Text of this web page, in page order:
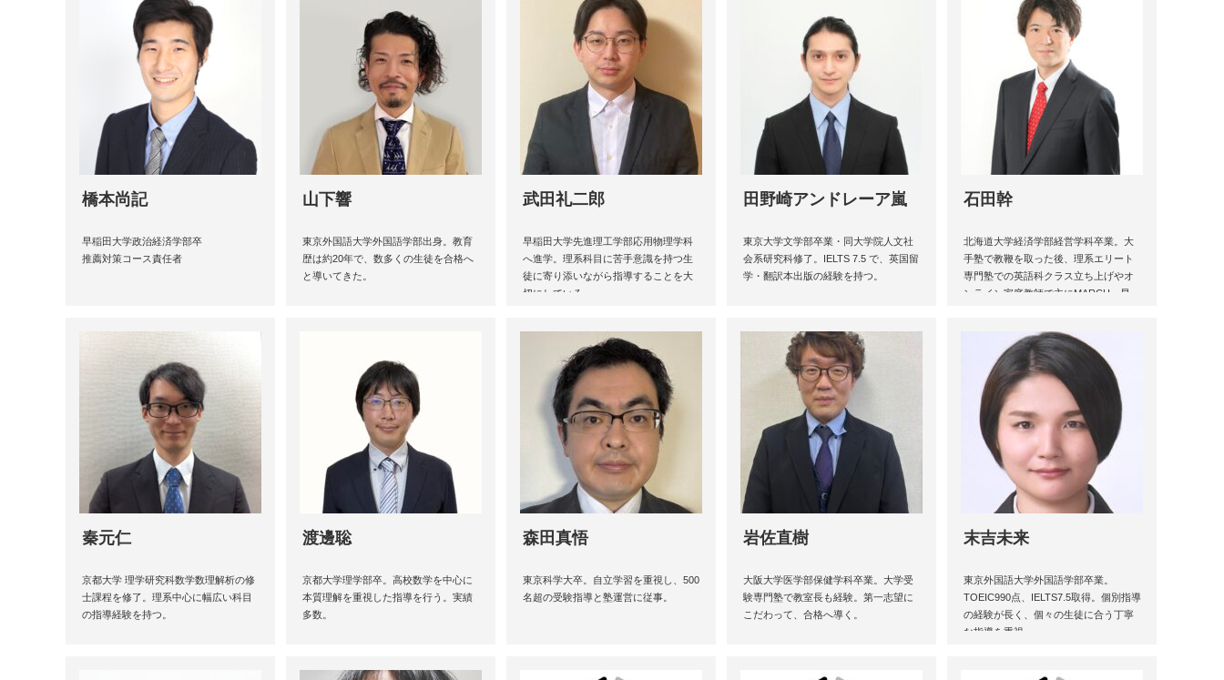
橋本尚記
早稲田大学政治経済学部卒
推薦対策コース責任者
山下響
東京外国語大学外国語学部出身。教育
歴は約20年で、数多くの生徒を合格へ
と導いてきた。
武田礼二郎
早稲田大学先進理工学部応用物理学科
へ進学。理系科目に苦手意識を持つ生
徒に寄り添いながら指導することを大
切にしている。
田野崎アンドレーア嵐
東京大学文学部卒業・同大学院人文社
会系研究科修了。IELTS 7.5 で、英国留
学・翻訳本出版の経験を持つ。
石田幹
北海道大学経済学部経営学科卒業。大
手塾で教鞭を取った後、理系エリート
専門塾での英語科クラス立ち上げやオ
ンライン家庭教師で主にMARCH、早
秦元仁
京都大学 理学研究科数学数理解析の修
士課程を修了。理系中心に幅広い科目
の指導経験を持つ。
渡邊聡
京都大学理学部卒。高校数学を中心に
本質理解を重視した指導を行う。実績
多数。
森田真悟
東京科学大卒。自立学習を重視し、500
名超の受験指導と塾運営に従事。
岩佐直樹
大阪大学医学部保健学科卒業。大学受
験専門塾で教室長も経験。第一志望に
こだわって、合格へ導く。
末吉未来
東京外国語大学外国語学部卒業。
TOEIC990点、IELTS7.5取得。個別指導
の経験が長く、個々の生徒に合う丁寧
な指導を重視。